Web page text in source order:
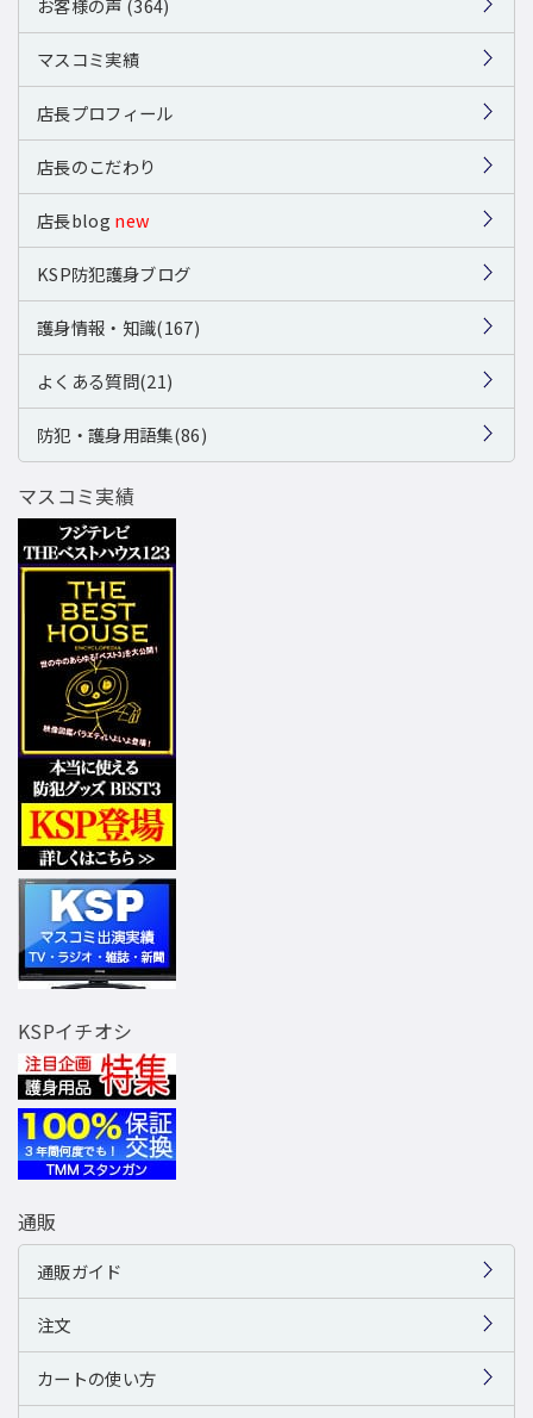
お客様の声 (364)
マスコミ実績
店長プロフィール
店長のこだわり
店長blog new
KSP防犯護身ブログ
護身情報・知識(167)
よくある質問(21)
防犯・護身用語集(86)
マスコミ実績
KSPイチオシ
通販
通販ガイド
注文
カートの使い方